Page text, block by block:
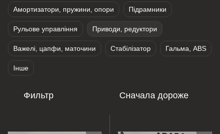
Амортизатори, пружини, опори Підрамники
Рульове управління Приводи, редуктори
Важелі, цапфи, маточини Стабілізатор Гальма, ABS
Інше
Фильтр Сначала дороже